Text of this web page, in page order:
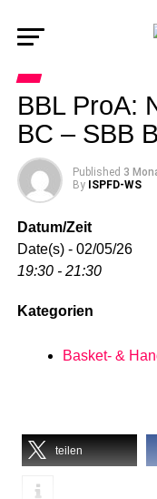
BBL ProA:
BC – SBB
Published 3
By ISPFD-WS
Datum/Zeit
Date(s) - 02/05/26
19:30 - 21:30
Kategorien
Basket- &
teilen